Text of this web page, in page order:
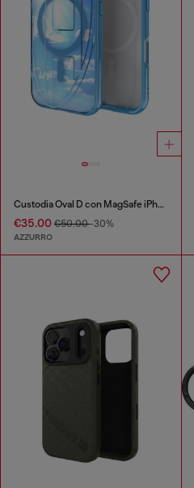
Custodia Oval D con MagSafe iPhone 16 Pro
€35.00 €50.00-30%
AZZURRO